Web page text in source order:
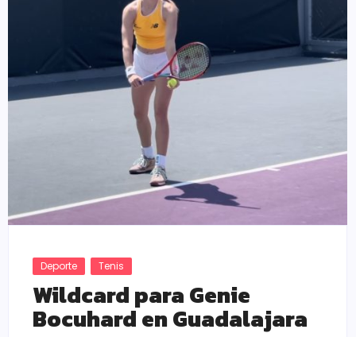
Deporte Tenis
Wildcard para Genie
Bocuhard en Guadalajara